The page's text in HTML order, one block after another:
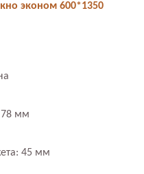
эконом 600*1350
78 мм
45 мм